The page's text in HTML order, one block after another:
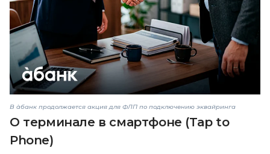
В àбанк продолжается акция для ФЛП по подключению эквайринга
О терминале в смартфоне (Tap to
Phone)